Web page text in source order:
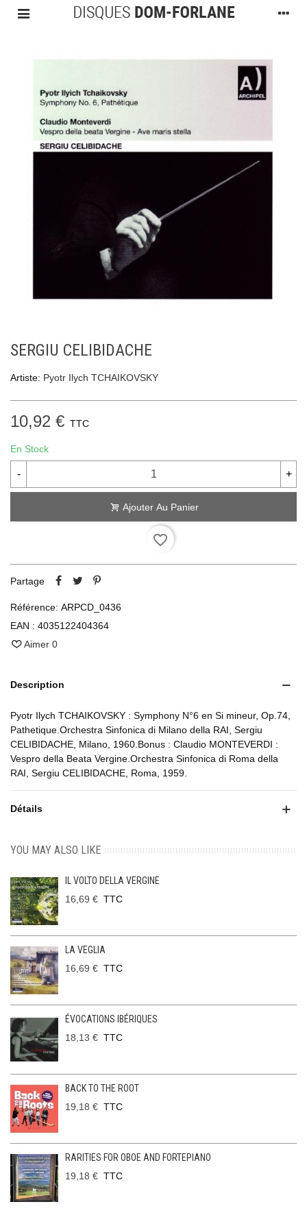
SERGIU CELIBIDACHE
Artiste: Pyotr Ilych TCHAIKOVSKY
10,92 € TTC
En Stock
- +
Ajouter Au Panier
favorite_border
Partage
Référence: ARPCD_0436
EAN : 4035122404364
Aimer 0
Description
Pyotr Ilych TCHAIKOVSKY : Symphony N°6 en Si mineur, Op.74,
Pathetique.Orchestra Sinfonica di Milano della RAI, Sergiu
CELIBIDACHE, Milano, 1960.Bonus : Claudio MONTEVERDI :
Vespro della Beata Vergine.Orchestra Sinfonica di Roma della
RAI, Sergiu CELIBIDACHE, Roma, 1959.
Détails
YOU MAY ALSO LIKE
IL VOLTO DELLA VERGINE
16,69 € TTC
LA VEGLIA
16,69 € TTC
ÉVOCATIONS IBÉRIQUES
18,13 € TTC
BACK TO THE ROOT
19,18 € TTC
RARITIES FOR OBOE AND FORTEPIANO
19,18 € TTC